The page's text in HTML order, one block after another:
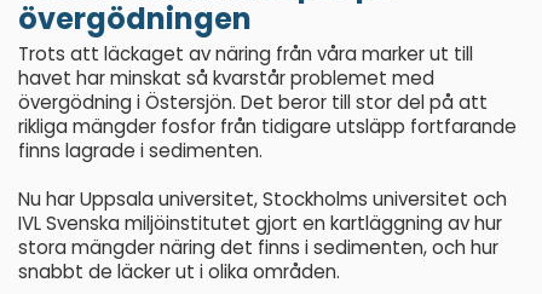
övergödningen
Trots att läckaget av näring från våra marker ut till
havet har minskat så kvarstår problemet med
övergödning i Östersjön. Det beror till stor del på att
rikliga mängder fosfor från tidigare utsläpp fortfarande
finns lagrade i sedimenten.
Nu har Uppsala universitet, Stockholms universitet och
IVL Svenska miljöinstitutet gjort en kartläggning av hur
stora mängder näring det finns i sedimenten, och hur
snabbt de läcker ut i olika områden.